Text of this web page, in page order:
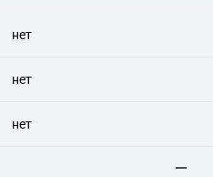
нет
нет
нет